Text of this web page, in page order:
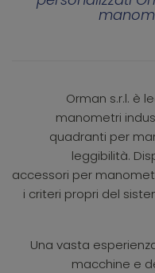
Orman s.r.l. è
manometri
quadranti per
leggibilità.
accessori per
i criteri propri del
Una vasta
macchine e